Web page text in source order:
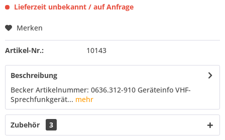
Lieferzeit unbekannt / auf Anfrage
Merken
Artikel-Nr.: 10143
Beschreibung
Becker Artikelnummer: 0636.312-910 Geräteinfo VHF-
Sprechfunkgerät... mehr
Zubehör 3